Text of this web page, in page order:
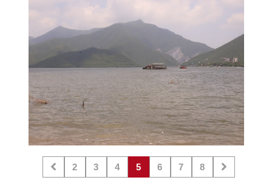
2 3 4 5 6 7 8